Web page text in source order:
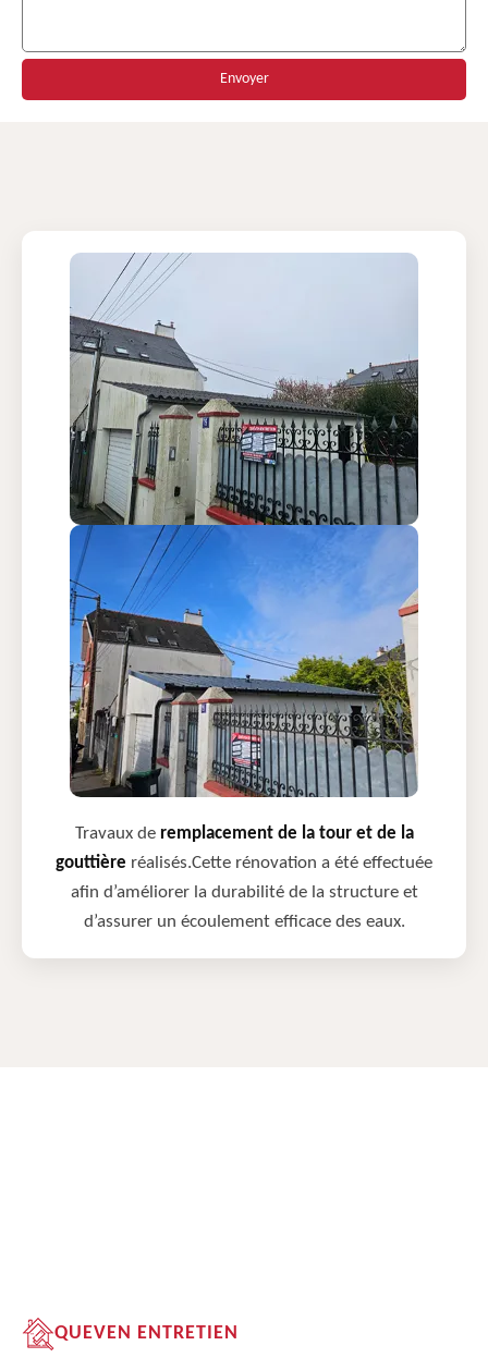
Travaux de remplacement de la tour et de la
gouttière réalisés.Cette rénovation a été effectuée
afin d’améliorer la durabilité de la structure et
d’assurer un écoulement efficace des eaux.
QUEVEN ENTRETIEN